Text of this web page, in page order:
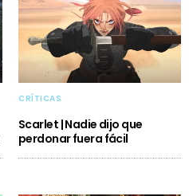
CRÍTICAS
Scarlet | Nadie dijo que
perdonar fuera fácil